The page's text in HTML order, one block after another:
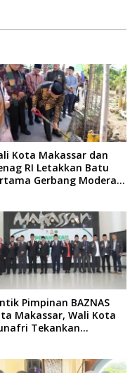
Kota Makassar dan
RI Letakkan Batu
Gerbang Moderasi
Pimpinan BAZNAS
Makassar, Wali Kota
Tekankan